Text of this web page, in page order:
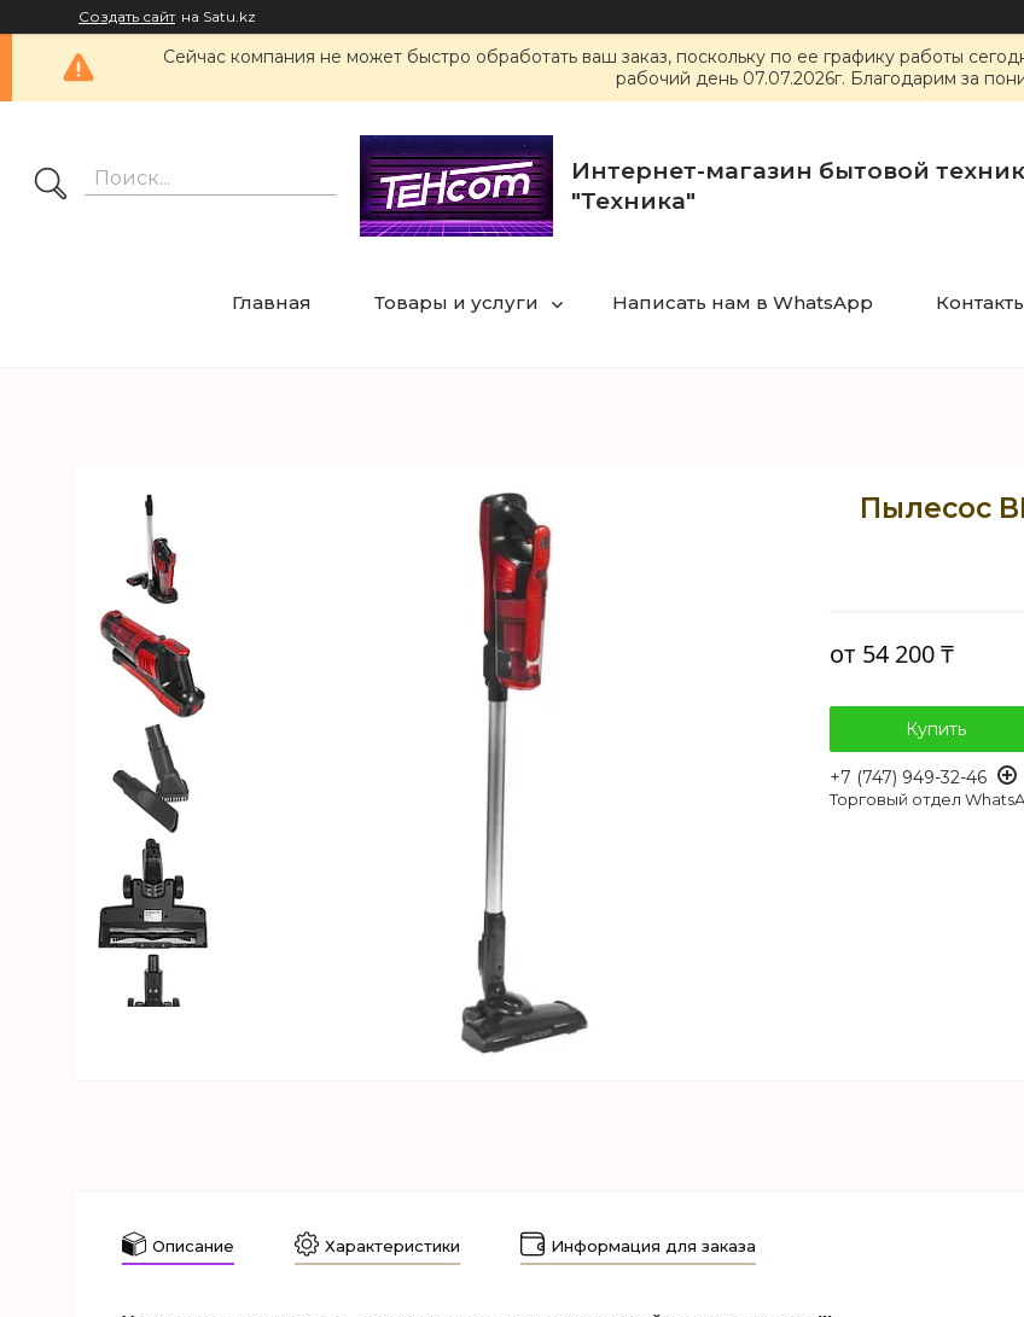
Создать сайт на Satu.kz
Сейчас компания не может быстро обработать ваш заказ, поскольку по ее графику работы
рабочий день 07.07.2026г. Благодарим за
Интернет-магазин бытовой
"Техника"
Главная Товары и услуги Написать нам в WhatsApp
Пылесос
от 54 200 ₸
Купить
+7 (747) 949-32-46
Торговый отдел
Описание Характеристики Информация для заказа